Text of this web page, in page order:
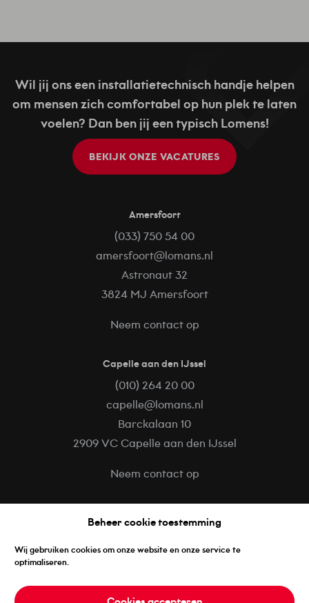
Beheer cookie toestemming
Wij gebruiken cookies om onze website en onze service te
optimaliseren.
Wil jij ons een installatietechnisch handje helpen
om mensen zich comfortabel op hun plek te laten
voelen? Dan ben jij een typisch Lomens!
BEKIJK ONZE VACATURES
Amersfoort
(033) 750 54 00
amersfoort@lomans.nl
Astronaut 32
3824 MJ Amersfoort
Neem contact op
Capelle aan den IJssel
(010) 264 20 00
capelle@lomans.nl
Barckalaan 10
2909 VC Capelle aan den IJssel
Neem contact op
LinkedIn